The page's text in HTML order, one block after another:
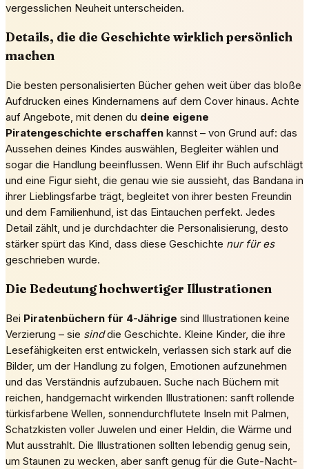
vergesslichen Neuheit unterscheiden.
Details, die die Geschichte wirklich persönlich
machen
Die besten personalisierten Bücher gehen weit über das bloße
Aufdrucken eines Kindernamens auf dem Cover hinaus. Achte
auf Angebote, mit denen du deine eigene
Piratengeschichte erschaffen kannst – von Grund auf: das
Aussehen deines Kindes auswählen, Begleiter wählen und
sogar die Handlung beeinflussen. Wenn Elif ihr Buch aufschlägt
und eine Figur sieht, die genau wie sie aussieht, das Bandana in
ihrer Lieblingsfarbe trägt, begleitet von ihrer besten Freundin
und dem Familienhund, ist das Eintauchen perfekt. Jedes
Detail zählt, und je durchdachter die Personalisierung, desto
stärker spürt das Kind, dass diese Geschichte nur für es
geschrieben wurde.
Die Bedeutung hochwertiger Illustrationen
Bei Piratenbüchern für 4-Jährige sind Illustrationen keine
Verzierung – sie sinddie Geschichte. Kleine Kinder, die ihre
Lesefähigkeiten erst entwickeln, verlassen sich stark auf die
Bilder, um der Handlung zu folgen, Emotionen aufzunehmen
und das Verständnis aufzubauen. Suche nach Büchern mit
reichen, handgemacht wirkenden Illustrationen: sanft rollende
türkisfarbene Wellen, sonnendurchflutete Inseln mit Palmen,
Schatzkisten voller Juwelen und einer Heldin, die Wärme und
Mut ausstrahlt. Die Illustrationen sollten lebendig genug sein,
um Staunen zu wecken, aber sanft genug für die Gute-Nacht-